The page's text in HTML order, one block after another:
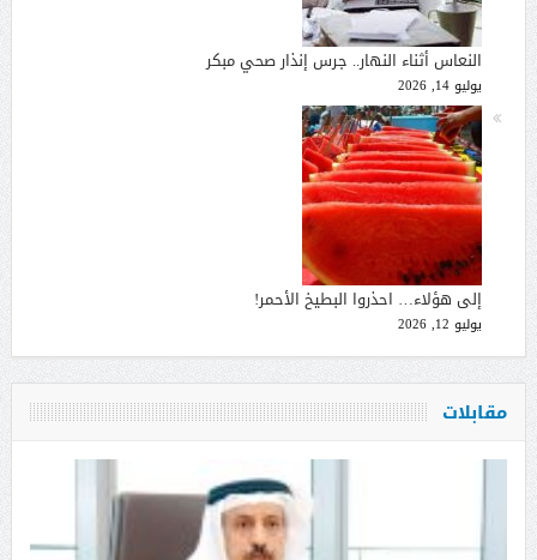
النعاس أثناء النهار.. جرس إنذار صحي مبكر
يوليو 14, 2026
إلى هؤلاء… احذروا البطيخ الأحمر!
يوليو 12, 2026
مقابلات